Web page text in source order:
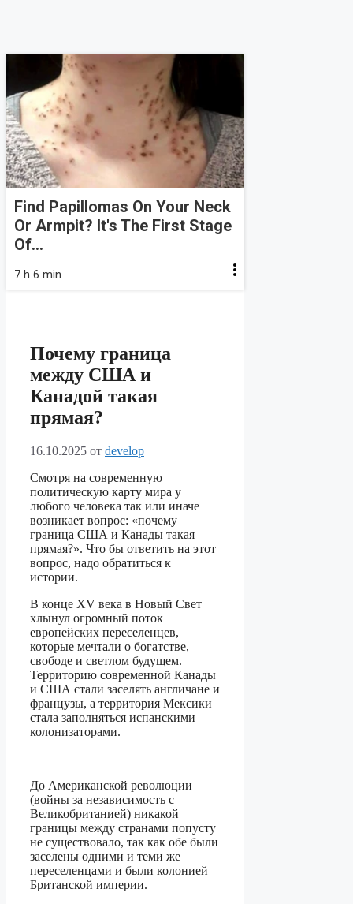
Find Papillomas On Your Neck
Or Armpit? It's The First Stage
Of...
7 h 6 min
Почему граница
между США и
Канадой такая
прямая?
16.10.2025 от develop
Смотря на современную
политическую карту мира у
любого человека так или иначе
возникает вопрос: «почему
граница США и Канады такая
прямая?». Что бы ответить на этот
вопрос, надо обратиться к
истории.
В конце XV века в Новый Свет
хлынул огромный поток
европейских переселенцев,
которые мечтали о богатстве,
свободе и светлом будущем.
Территорию современной Канады
и США стали заселять англичане и
французы, а территория Мексики
стала заполняться испанскими
колонизаторами.
До Американской революции
(войны за независимость с
Великобританией) никакой
границы между странами попусту
не существовало, так как обе были
заселены одними и теми же
переселенцами и были колонией
Британской империи.